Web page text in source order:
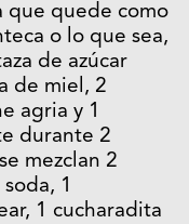
que quede como
o lo que sea,
de azúcar
de miel, 2
agria y 1
durante 2
mezclan 2
1
1 cucharadita